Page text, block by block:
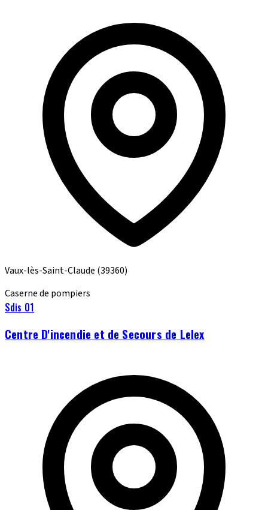
Vaux-lès-Saint-Claude (39360)
Caserne de pompiers
Sdis 01
Centre D'incendie et de Secours de Lelex